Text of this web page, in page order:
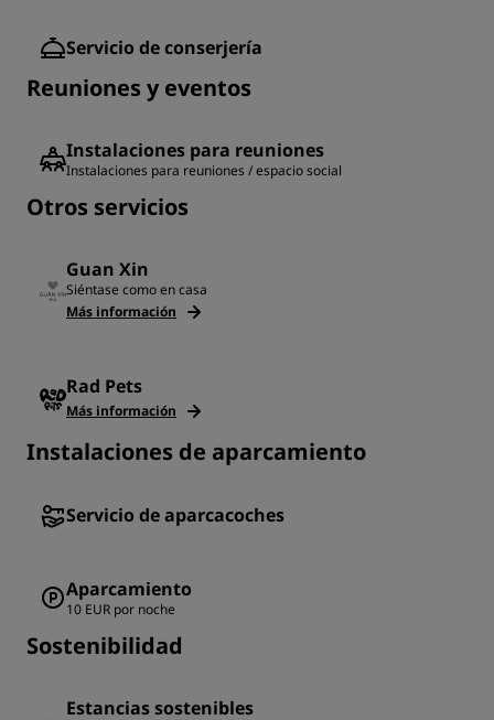
Servicio de conserjería
Reuniones y eventos
Instalaciones para reuniones
Instalaciones para reuniones / espacio social
Otros servicios
Guan Xin
Siéntase como en casa
Más información
Rad Pets
Más información
Instalaciones de aparcamiento
Servicio de aparcacoches
Aparcamiento
10 EUR por noche
Sostenibilidad
Estancias sostenibles